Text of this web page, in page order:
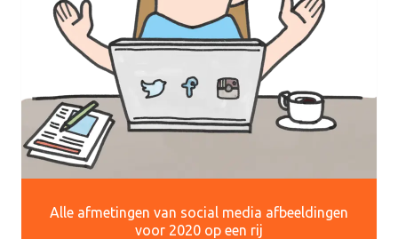
Alle afmetingen van social media afbeeldingen
voor 2020 op een rij